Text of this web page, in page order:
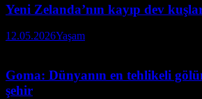
Yeni Zelanda’nın kayıp dev
12.05.2026Yaşam
Goma: Dünyanın en tehlikeli
şehir